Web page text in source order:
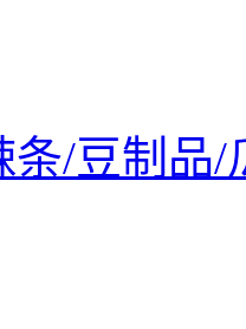
条/豆制品/